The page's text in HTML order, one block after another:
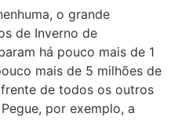
o grande
de Inverno de
há pouco mais de 1
mais de 5 milhões de
de todos os outros
por exemplo, a